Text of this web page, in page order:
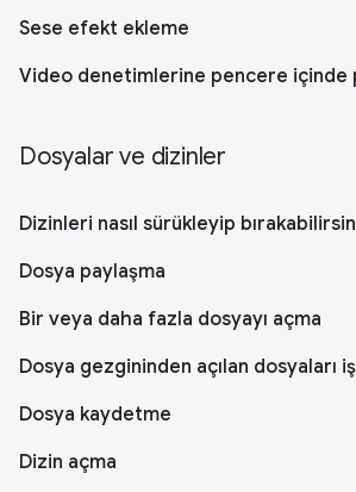
Sese efekt ekleme
Video denetimlerine pencere içinde
Dosyalar ve dizinler
Dizinleri nasıl sürükleyip
Dosya paylaşma
Bir veya daha fazla dosyayı açma
Dosya gezgininden açılan dosyaları
Dosya kaydetme
Dizin açma